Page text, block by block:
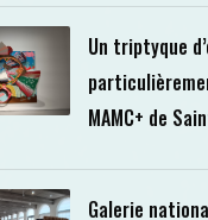
Un triptyque
MAMC+ de
Galerie